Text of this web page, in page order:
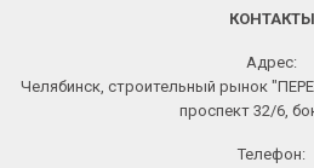
КОНТАКТЫ
Адрес:
Челябинск, строительный рынок
проспект 32/6,
Телефон: